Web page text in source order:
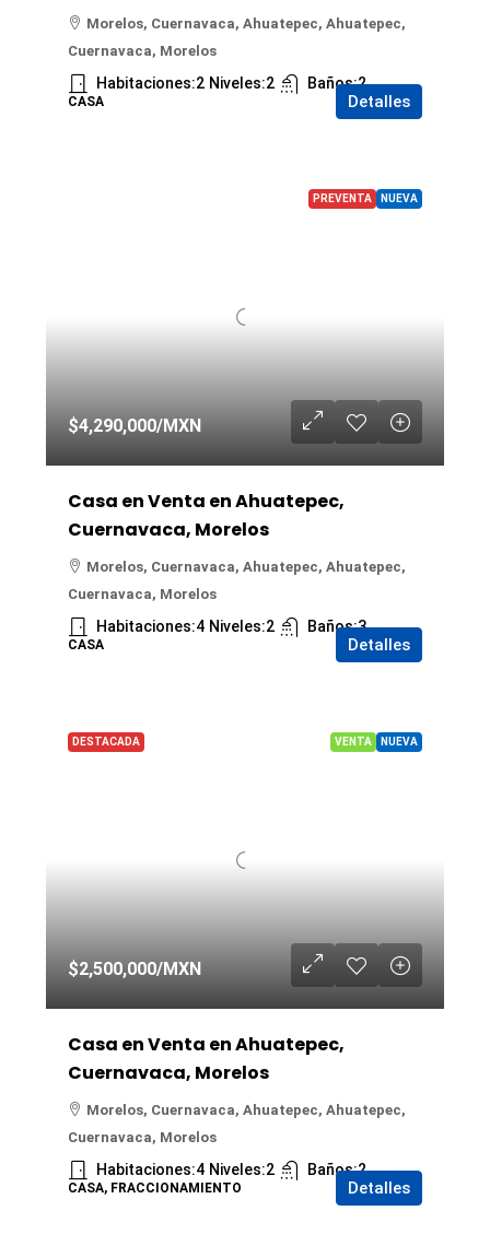
Morelos, Cuernavaca, Ahuatepec, Ahuatepec,
Cuernavaca, Morelos
Habitaciones:2 Niveles:2 Baños:2
CASA Detalles
PREVENTA NUEVA
$4,290,000/MXN
Casa en Venta en Ahuatepec,
Cuernavaca, Morelos
Morelos, Cuernavaca, Ahuatepec, Ahuatepec,
Cuernavaca, Morelos
Habitaciones:4 Niveles:2 Baños:3
CASA Detalles
DESTACADA VENTA NUEVA
$2,500,000/MXN
Casa en Venta en Ahuatepec,
Cuernavaca, Morelos
Morelos, Cuernavaca, Ahuatepec, Ahuatepec,
Cuernavaca, Morelos
Habitaciones:4 Niveles:2 Baños:2
CASA, FRACCIONAMIENTO Detalles